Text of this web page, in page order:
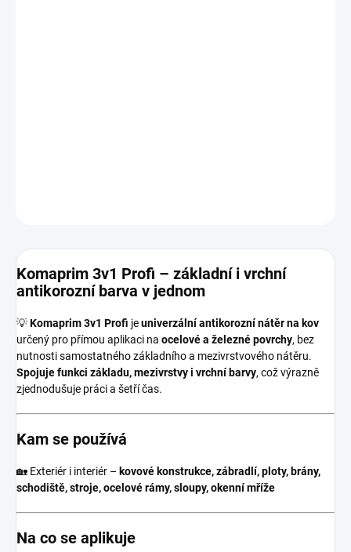
Komaprim 3v1 Profi – základní i vrchní
antikorozní barva v jednom
💡Komaprim 3v1 Profi jeuniverzální antikorozní nátěr na kov
určený pro přímou aplikaci na ocelové a železné povrchy, bez
nutnosti samostatného základního a mezivrstvového nátěru.
Spojuje funkci základu, mezivrstvy i vrchní barvy, což výrazně
zjednodušuje práci a šetří čas.
Kam se používá
🏡 Exteriér i interiér – kovové konstrukce, zábradlí, ploty, brány,
schodiště, stroje, ocelové rámy, sloupy, okenní mříže
Na co se aplikuje